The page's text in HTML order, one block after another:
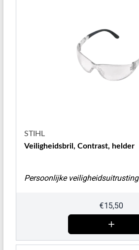
STIHL
Veiligheidsbril, Contrast, helder
Persoonlijke veiligheidsuitrusting
€15,50